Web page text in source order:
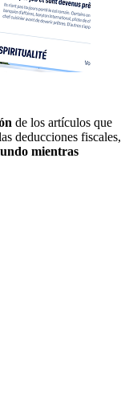
de los artículos que
deducciones fiscales,
mientras